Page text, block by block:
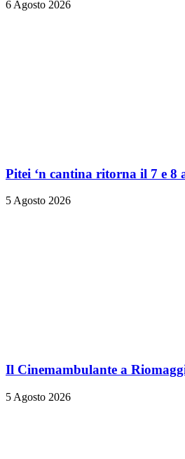
6 Agosto 2026
Pitei ‘n cantina ritorna il 7 e 8
5 Agosto 2026
Il Cinemambulante a
5 Agosto 2026